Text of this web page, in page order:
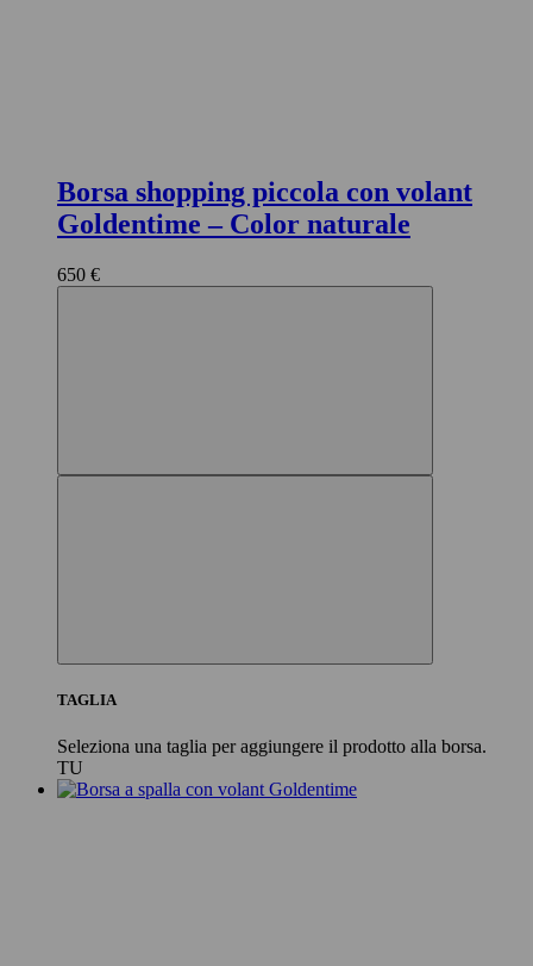
Borsa shopping piccola con volant
Goldentime– Color naturale
650 €
TAGLIA
Seleziona una taglia per aggiungere il prodotto alla borsa.
TU